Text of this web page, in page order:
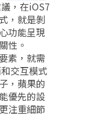
，在iOS7
，就是剝
功能呈現
性。
素，就需
交互模式
，蘋果的
優先的設
注重細節